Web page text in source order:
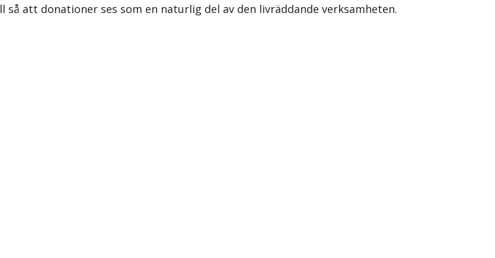
att donationer ses som en naturlig del av den livräddande verksamheten.